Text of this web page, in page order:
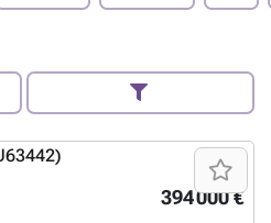
394 000 €